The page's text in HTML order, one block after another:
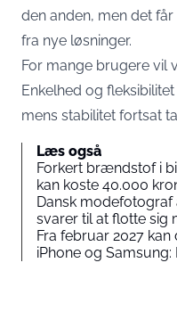
den anden, men det
fra nye løsninger.
For mange brugere vil
Enkelhed og
mens stabilitet fortsat
Læs også
Forkert brændstof i
kan koste 40.000
Dansk modefotograf
svarer til at flotte sig
Fra februar 2027
iPhone og Samsung: